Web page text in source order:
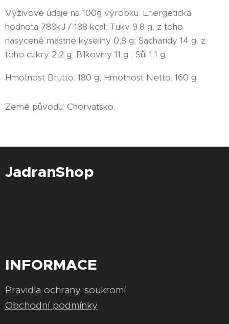
Výživové údaje na 100g výrobku: Energetická
hodnota 788kJ / 188 kcal; Tuky 9,8 g, z toho
nasycené mastné kyseliny 0,8 g; Sacharidy 14 g, z
toho cukry 2,2 g; Bílkoviny 11 g ; Sůl 1,1 g.
Hmotnost Brutto: 180 g; Hmotnost Netto: 160 g
Země původu: Chorvatsko.
JadranShop
INFORMACE
Pravidla ochrany soukromí
Obchodní podmínky